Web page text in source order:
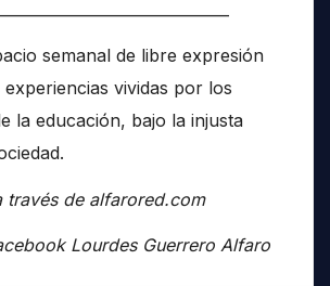
semanal de libre expresión
experiencias vividas por los
la educación, bajo la injusta
través de alfarored.com
Lourdes Guerrero Alfaro